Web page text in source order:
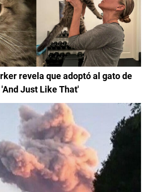
revela que adoptó al gato de
Just Like That'